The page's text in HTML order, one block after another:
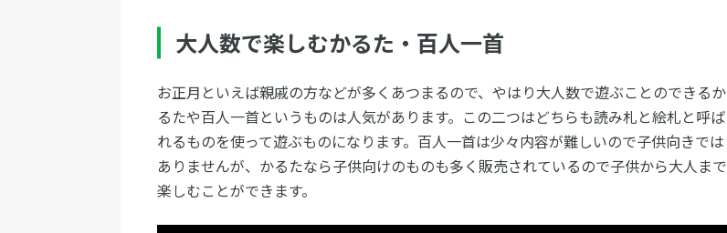
大人数で楽しむかるた・百人一首
お正月といえば親戚の方などが多くあつまるので、やはり大人数で遊ぶことのできるか
るたや百人一首というものは人気があります。この二つはどちらも読み札と絵札と呼ば
れるものを使って遊ぶものになります。百人一首は少々内容が難しいので子供向きでは
ありませんが、かるたなら子供向けのものも多く販売されているので子供から大人まで
楽しむことができます。